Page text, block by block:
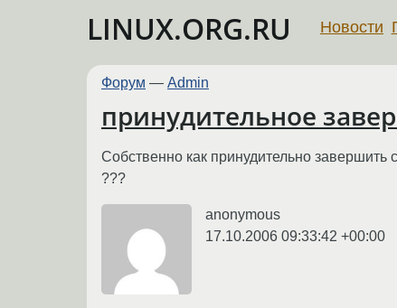
LINUX.ORG.RU Новости
Форум — Admin
принудительное
Собственно как принудительно
???
anonymous
17.10.2006 09:33:42 +00:00